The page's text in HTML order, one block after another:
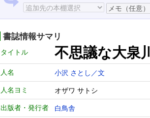
書誌情報サマリ
タイトル 不思議な大泉川
人名 小沢 さとし／文
人名ヨミ オザワ サトシ
出版者・発行者 白鳥舎